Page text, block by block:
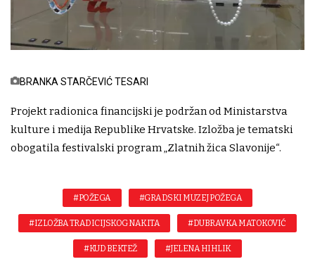
BRANKA STARČEVIĆ TESARI
Projekt radionica financijski je podržan od Ministarstva
kulture i medija Republike Hrvatske. Izložba je tematski
obogatila festivalski program „Zlatnih žica Slavonije“.
#POŽEGA #GRADSKI MUZEJ POŽEGA
#IZLOŽBA TRADICIJSKOG NAKITA #DUBRAVKA MATOKOVIĆ
#KUD BEKTEŽ #JELENA HIHLIK